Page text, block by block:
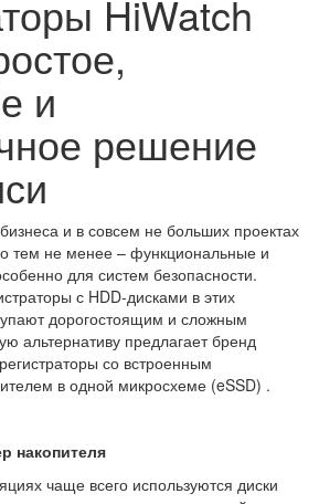
HiWatch
и
решение
и в совсем не больших проектах
тем не менее – функциональные и
для систем безопасности.
с HDD-дисками в этих
дорогостоящим и сложным
альтернативу предлагает бренд
со встроенным
в одной микросхеме (eSSD) .
накопителя
чаще всего используются диски